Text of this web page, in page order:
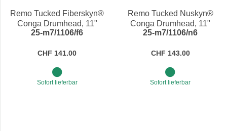
Remo Tucked Fiberskyn®
Conga Drumhead, 11"
25-m7/1106/f6
CHF 141.00
Sofort lieferbar
Remo Tucked Nuskyn®
Conga Drumhead, 11"
25-m7/1106/n6
CHF 143.00
Sofort lieferbar